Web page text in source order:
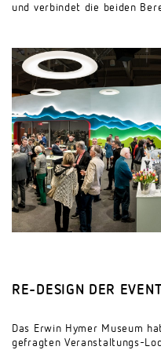
und verbindet die beiden
RE-DESIGN DER
Das Erwin Hymer Museum
gefragten Veranstaltungs-